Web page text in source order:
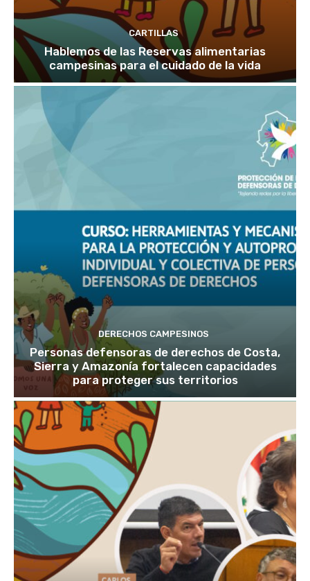
CARTILLAS
Hablemos de las Reservas alimentarias
campesinas para el cuidado de la vida
DERECHOS CAMPESINOS
Personas defensoras de derechos de Costa,
Sierra y Amazonía fortalecen capacidades
para proteger sus territorios